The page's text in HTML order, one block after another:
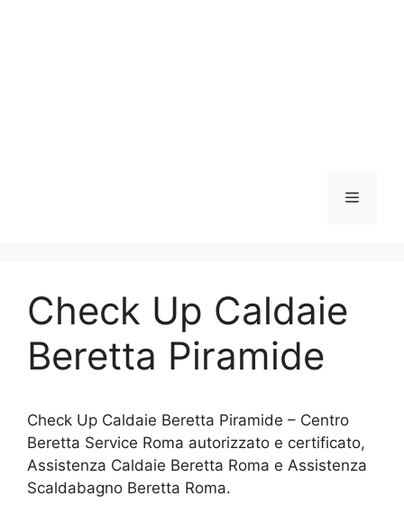
Menu
Check Up Caldaie
Beretta Piramide
Check Up Caldaie Beretta Piramide – Centro
Beretta Service Roma autorizzato e certificato,
Assistenza Caldaie Beretta Roma e Assistenza
Scaldabagno Beretta Roma.